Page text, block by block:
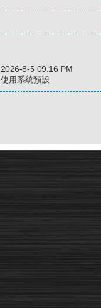
2026-8-5 09:16 PM
使用系統預設